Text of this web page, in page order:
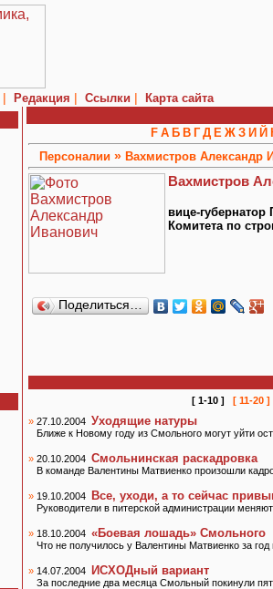
| Редакция | Ссылки |
Карта сайта
F А Б В Г Д Е Ж З И Й
Персоналии » Вахмистров Александр
Вахмистров
вице-губернатор
Комитета по
Поделиться…
[ 1-10 ]
[ 11-20 ]
» 27.10.2004 Уходящие натуры
Ближе к Новому году из Смольного могут уйти
» 20.10.2004 Смольнинская раскадровка
В команде Валентины Матвиенко произошли
» 19.10.2004 Все, уходи, а то сейчас
Руководители в питерской администрации
» 18.10.2004 «Боевая лошадь» Смольного
Что не получилось у Валентины Матвиенко за
» 14.07.2004 ИСХОДный вариант
За последние два месяца Смольный покинули